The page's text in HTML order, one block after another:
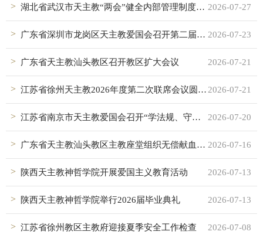
2026-07-27
湖北省武汉市天主教“两会”健全内部管理制度体系
2026-07-23
广东省深圳市龙岗区天主教爱国会召开第二届会员大会第一次会议
2026-07-21
广东省天主教汕头教区召开教区扩大会议
2026-07-21
江苏省徐州天主教2026年度第二次联席会议圆满召开
2026-07-20
江苏省南京市天主教爱国会召开“学法规、守戒律、重修为、树形象”教育活动总结会暨十四届十次常委会议
2026-07-16
广东省天主教汕头教区主教座堂组织无偿献血活动
2026-07-13
陕西天主教神哲学院开展爱国主义教育活动
2026-07-13
陕西天主教神哲学院举行2026届毕业典礼
2026-07-08
江苏省徐州教区主教府迎接夏季安全工作检查